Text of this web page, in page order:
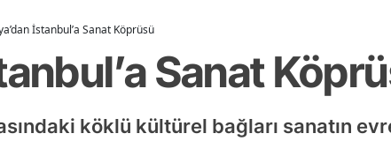
İstanbul’a Sanat Köprüsü
Sanat
köklü kültürel bağları sanatın